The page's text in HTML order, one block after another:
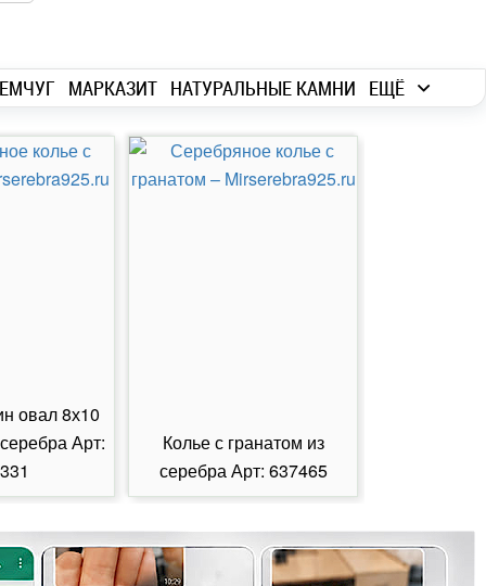
МАРКАЗИТ НАТУРАЛЬНЫЕ КАМНИ ЕЩЁ
овал 8х10
Арт:
Колье с гранатом из
серебра Арт: 637465